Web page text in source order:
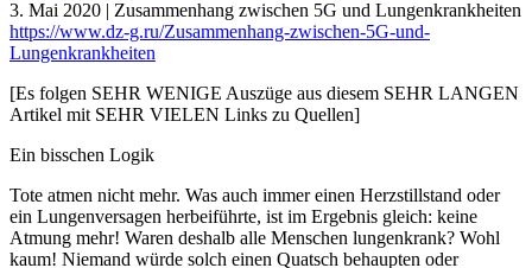
3. Mai 2020 | Zusammenhang zwischen 5G und Lungenkrankheiten
https://www.dz-g.ru/Zusammenhang-zwischen-5G-und-
Lungenkrankheiten
[Es folgen SEHR WENIGE Auszüge aus diesem SEHR LANGEN
Artikel mit SEHR VIELEN Links zu Quellen]
Ein bisschen Logik
Tote atmen nicht mehr. Was auch immer einen Herzstillstand oder
ein Lungenversagen herbeiführte, ist im Ergebnis gleich: keine
Atmung mehr! Waren deshalb alle Menschen lungenkrank? Wohl
kaum! Niemand würde solch einen Quatsch behaupten oder